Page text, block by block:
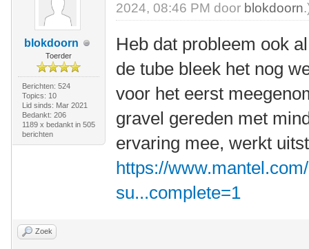
blokdoorn
Toerder
Berichten: 524
Topics: 10
Lid sinds: Mar 2021
Bedankt: 206
1189 x bedankt in 505
berichten
2024, 08:46 PM door blokdoorn
Heb dat probleem ook
de tube bleek het nog
voor het eerst
gravel gereden met
ervaring mee, werkt
https://
su...complete=1
Zoek